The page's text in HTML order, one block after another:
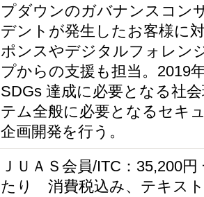
プダウンのガバナンスコン
デントが発生したお客様に
ポンスやデジタルフォレン
プからの支援も担当。2019
SDGs 達成に必要となる社
テム全般に必要となるセキ
企画開発を行う。
ＪＵＡＳ会員/ITC：35,200
たり 消費税込み、テキス